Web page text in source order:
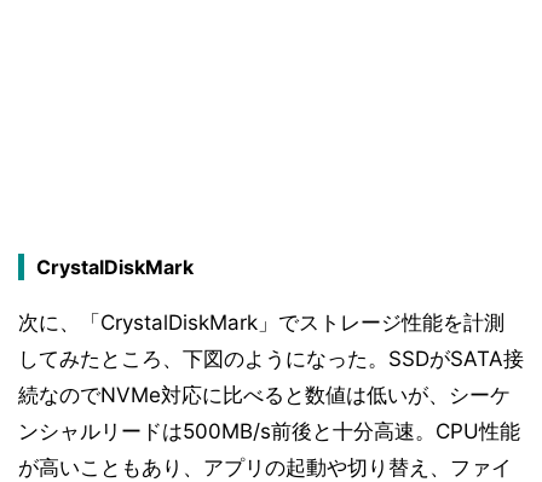
CrystalDiskMark
次に、「CrystalDiskMark」でストレージ性能を計測
してみたところ、下図のようになった。SSDがSATA接
続なのでNVMe対応に比べると数値は低いが、シーケ
ンシャルリードは500MB/s前後と十分高速。CPU性能
が高いこともあり、アプリの起動や切り替え、ファイ